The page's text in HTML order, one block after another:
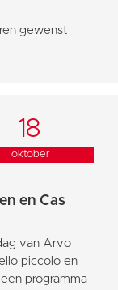
gewenst
18
oktober
en Cas
van Arvo
piccolo en
een programma